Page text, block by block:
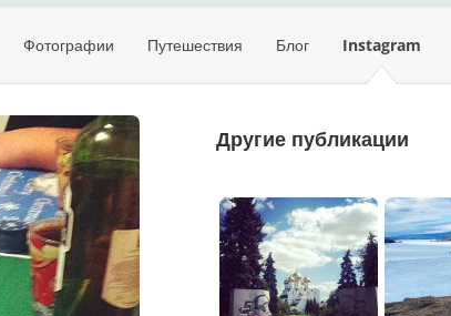
Фотографии Путешествия Блог Instagram
Другие публикации